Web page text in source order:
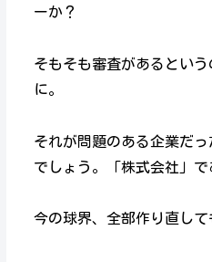
ーか？
そもそも審査があるとい
に。
それが問題のある企業だ
でしょう。「株式会社」
今の球界、全部作り直し